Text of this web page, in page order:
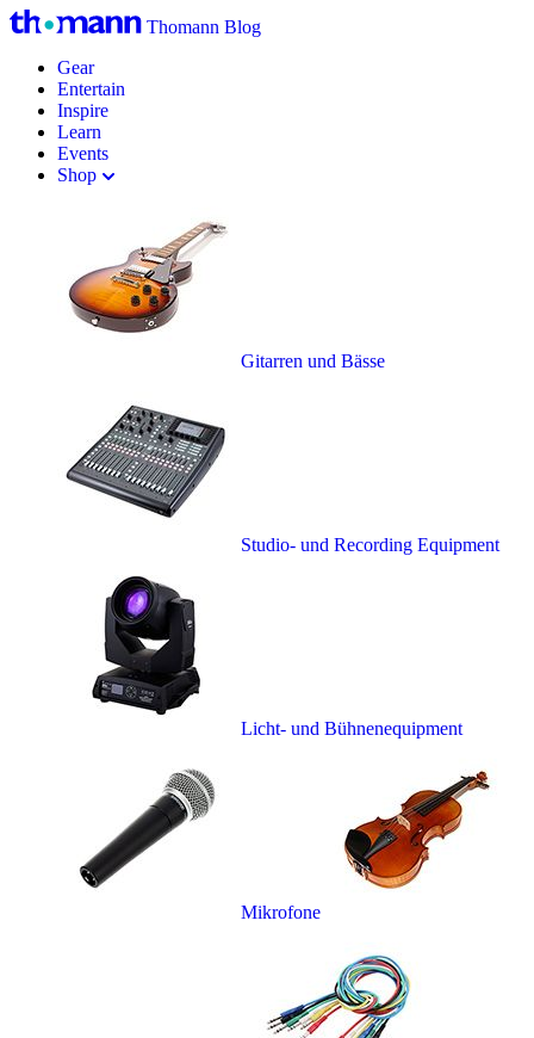
Thomann Blog
Gear
Entertain
Inspire
Learn
Events
Shop
Gitarren und Bässe
Studio- und Recording Equipment
Licht- und Bühnenequipment
Mikrofone